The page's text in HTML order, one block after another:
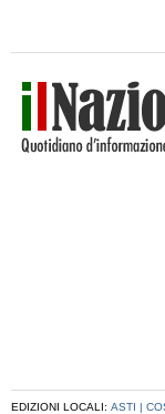
EDIZIONI LOCALI: ASTI |